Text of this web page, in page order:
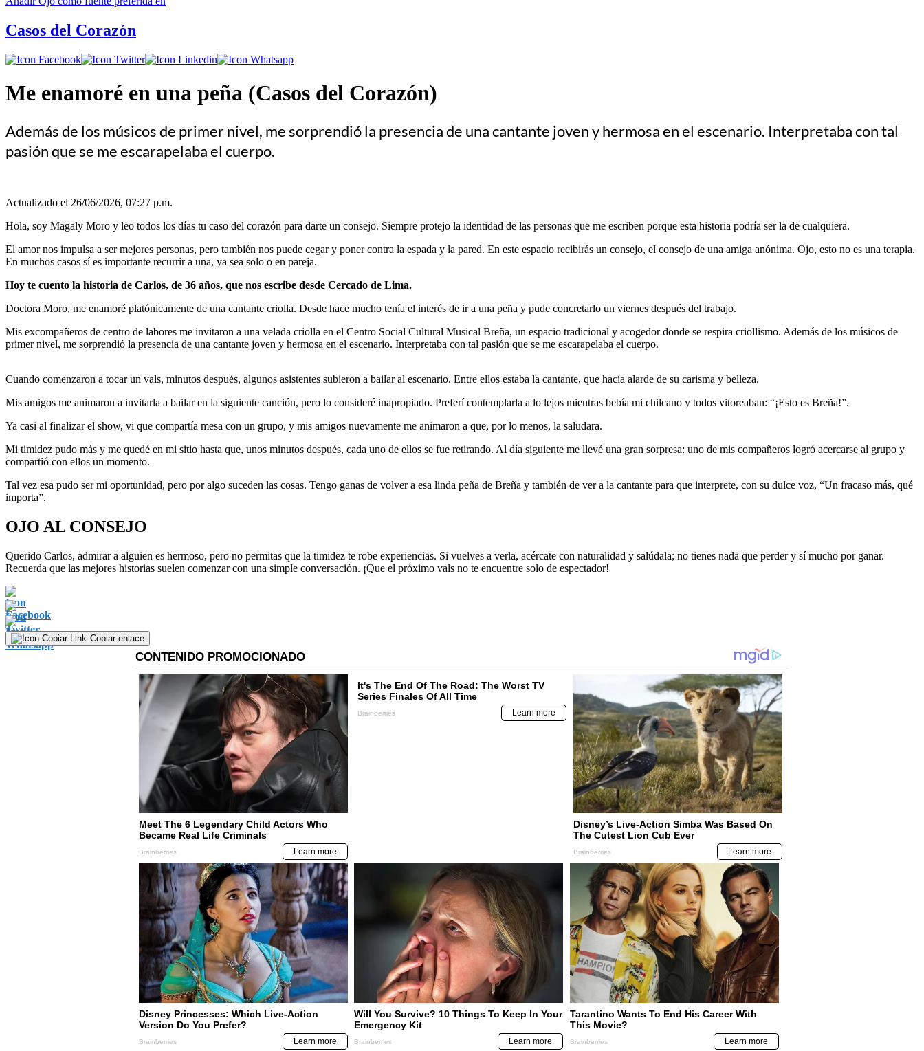
Casos del Corazón
Me enamoré en una peña (Casos del Corazón)
Además de los músicos de primer nivel, me sorprendió la presencia de una cantante joven y hermosa en el escenario. Interpretaba con tal
pasión que se me escarapelaba el cuerpo.
Actualizado el 26/06/2026, 07:27 p.m.
Hola, soy Magaly Moro y leo todos los días tu caso del corazón para darte un consejo. Siempre protejo la identidad de las personas que me escriben porque esta historia podría ser la de cualquiera.
El amor nos impulsa a ser mejores personas, pero también nos puede cegar y poner contra la espada y la pared. En este espacio recibirás un consejo, el consejo de una amiga anónima. Ojo, esto no es una terapia.
En muchos casos sí es importante recurrir a una, ya sea solo o en pareja.
Hoy te cuento la historia de Carlos, de 36 años, que nos escribe desde Cercado de Lima.
Doctora Moro, me enamoré platónicamente de una cantante criolla. Desde hace mucho tenía el interés de ir a una peña y pude concretarlo un viernes después del trabajo.
Mis excompañeros de centro de labores me invitaron a una velada criolla en el Centro Social Cultural Musical Breña, un espacio tradicional y acogedor donde se respira criollismo. Además de los músicos de
primer nivel, me sorprendió la presencia de una cantante joven y hermosa en el escenario. Interpretaba con tal pasión que se me escarapelaba el cuerpo.
Cuando comenzaron a tocar un vals, minutos después, algunos asistentes subieron a bailar al escenario. Entre ellos estaba la cantante, que hacía alarde de su carisma y belleza.
Mis amigos me animaron a invitarla a bailar en la siguiente canción, pero lo consideré inapropiado. Preferí contemplarla a lo lejos mientras bebía mi chilcano y todos vitoreaban: “¡Esto es Breña!”.
Ya casi al finalizar el show, vi que compartía mesa con un grupo, y mis amigos nuevamente me animaron a que, por lo menos, la saludara.
Mi timidez pudo más y me quedé en mi sitio hasta que, unos minutos después, cada uno de ellos se fue retirando. Al día siguiente me llevé una gran sorpresa: uno de mis compañeros logró acercarse al grupo y
compartió con ellos un momento.
Tal vez esa pudo ser mi oportunidad, pero por algo suceden las cosas. Tengo ganas de volver a esa linda peña de Breña y también de ver a la cantante para que interprete, con su dulce voz, “Un fracaso más, qué
importa”.
OJO AL CONSEJO
Querido Carlos, admirar a alguien es hermoso, pero no permitas que la timidez te robe experiencias. Si vuelves a verla, acércate con naturalidad y salúdala; no tienes nada que perder y sí mucho por ganar.
Recuerda que las mejores historias suelen comenzar con una simple conversación. ¡Que el próximo vals no te encuentre solo de espectador!
Copiar enlace